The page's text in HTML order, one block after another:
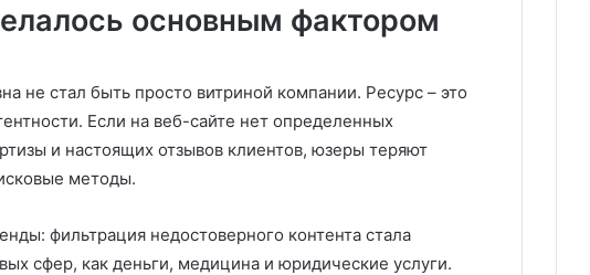
основным фактором
не стал быть просто витриной компании. Ресурс – это
Если на веб-сайте нет определенных
и настоящих отзывов клиентов, юзеры теряют
методы.
фильтрация недостоверного контента стала
сфер, как деньги, медицина и юридические услуги.